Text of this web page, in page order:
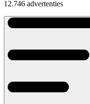
12.746 advertenties